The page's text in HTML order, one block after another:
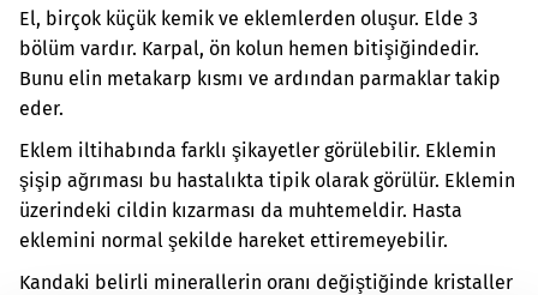
El, birçok küçük kemik ve eklemlerden oluşur. Elde 3
bölüm vardır. Karpal, ön kolun hemen bitişiğindedir.
Bunu elin metakarp kısmı ve ardından parmaklar takip
eder.
Eklem iltihabında farklı şikayetler görülebilir. Eklemin
şişip ağrıması bu hastalıkta tipik olarak görülür. Eklemin
üzerindeki cildin kızarması da muhtemeldir. Hasta
eklemini normal şekilde hareket ettiremeyebilir.
Kandaki belirli minerallerin oranı değiştiğinde kristaller